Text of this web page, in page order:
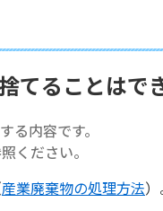
てることはで
内容です。
ください。
産業廃棄物の処理方法）